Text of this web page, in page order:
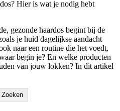
gezonde haardos begint bij de
je huid dagelijkse aandacht
naar een routine die het voedt,
begin je? En welke producten
van jouw lokken? In dit artikel
Zoeken